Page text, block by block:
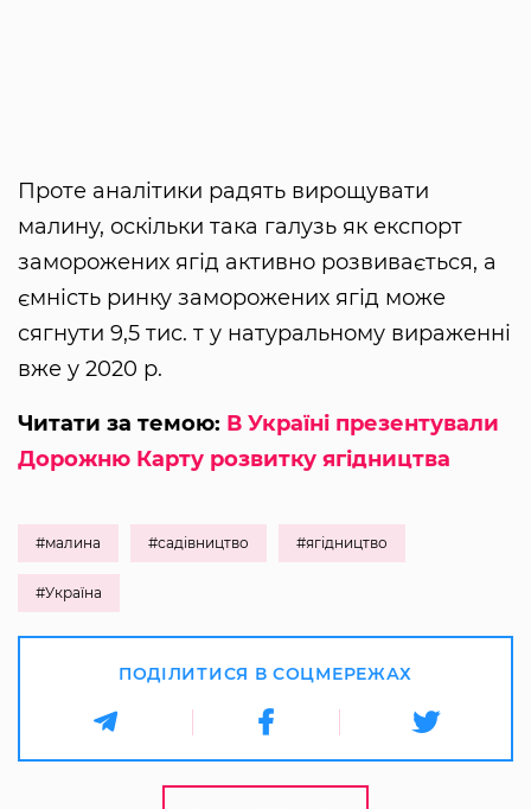
Проте аналітики радять вирощувати
малину, оскільки така галузь як експорт
заморожених ягід активно розвивається, а
ємність ринку заморожених ягід може
сягнути 9,5 тис. т у натуральному вираженні
вже у 2020 р.
Читати за темою: В Україні презентували
Дорожню Карту розвитку ягідництва
#малина #садівництво #ягідництво
#Україна
ПОДІЛИТИСЯ В СОЦМЕРЕЖАХ